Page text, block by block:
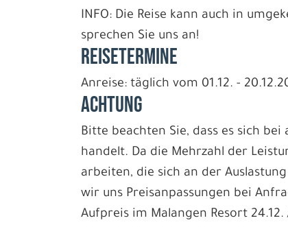
INFO: Die Reise kann auch in
sprechen Sie uns an!
REISETERMINE
Anreise: täglich vom 01.12. -
ACHTUNG
Bitte beachten Sie, dass es sich bei
handelt. Da die Mehrzahl der
arbeiten, die sich an der
wir uns Preisanpassungen bei
Aufpreis im Malangen Resort